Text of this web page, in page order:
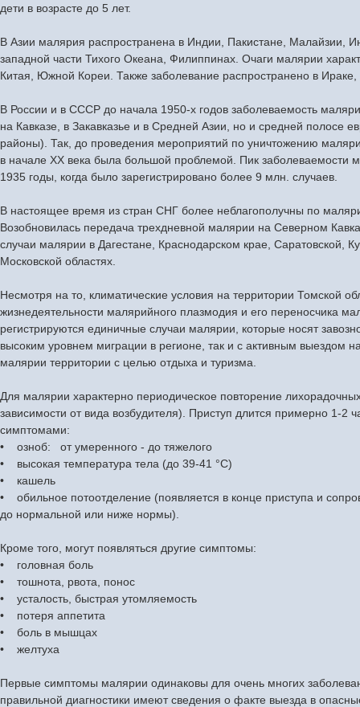
дети в возрасте до 5 лет.
В Азии малярия распространена в Индии, Пакистане, Малайзии,
западной части Тихого Океана, Филиппинах. Очаги малярии
Китая, Южной Кореи. Также заболевание распространено в
В России и в СССР до начала 1950-х годов заболеваемость
на Кавказе, в Закавказье и в Средней Азии, но и средней полосе
районы). Так, до проведения мероприятий по уничтожению
в начале XX века была большой проблемой. Пик
1935 годы, когда было зарегистрировано более 9 млн. случаев.
В настоящее время из стран СНГ более неблагополучны по
Возобновилась передача трехдневной малярии на Северном
случаи малярии в Дагестане, Краснодарском крае, Саратовской,
Московской областях.
Несмотря на то, климатические условия на территории Томской
жизнедеятельности малярийного плазмодия и его переносчика
регистрируются единичные случаи малярии, которые носят
высоким уровнем миграции в регионе, так и с активным выездом
малярии территории с целью отдыха и туризма.
Для малярии характерно периодическое повторение
зависимости от вида возбудителя). Приступ длится примерно 1-2
симптомами:
• озноб: от умеренного - до тяжелого
• высокая температура тела (до 39-41 °С)
• кашель
• обильное потоотделение (появляется в конце приступа и
до нормальной или ниже нормы).
Кроме того, могут появляться другие симптомы:
• головная боль
• тошнота, рвота, понос
• усталость, быстрая утомляемость
• потеря аппетита
• боль в мышцах
• желтуха
Первые симптомы малярии одинаковы для очень многих
правильной диагностики имеют сведения о факте выезда в